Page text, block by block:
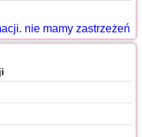
nie mamy zastrzeżeń